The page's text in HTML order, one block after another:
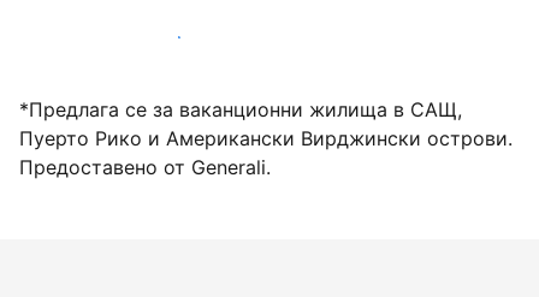
Посрещайте гости с нас днес
*Предлага се за ваканционни жилища в САЩ,
Пуерто Рико и Американски Вирджински острови.
Предоставено от Generali.